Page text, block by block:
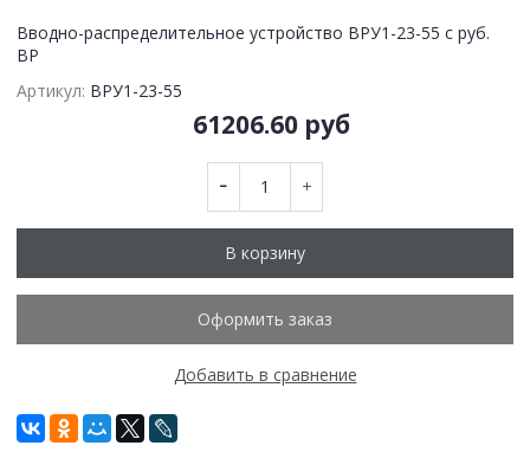
Вводно-распределительное устройство ВРУ1-23-55 с руб.
ВР
Артикул: ВРУ1-23-55
61206.60 руб
В корзину
Оформить заказ
Добавить в сравнение